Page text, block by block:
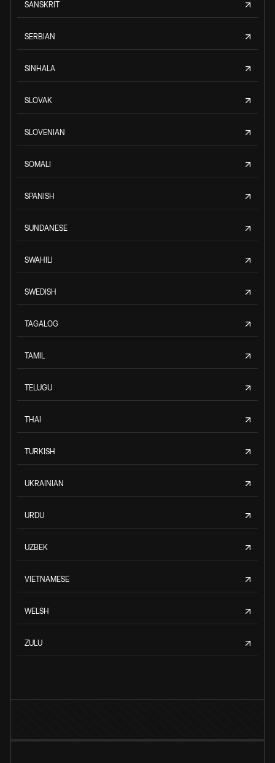
SANSKRIT
SERBIAN
SINHALA
SLOVAK
SLOVENIAN
SOMALI
SPANISH
SUNDANESE
SWAHILI
SWEDISH
TAGALOG
TAMIL
TELUGU
THAI
TURKISH
UKRAINIAN
URDU
UZBEK
VIETNAMESE
WELSH
ZULU